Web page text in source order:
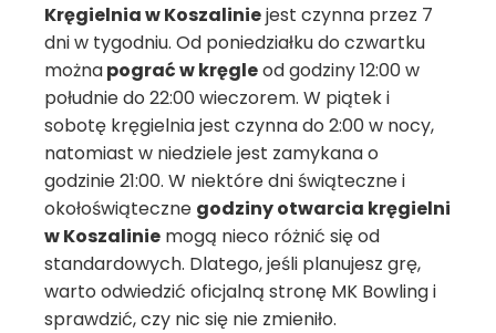
Kręgielnia w Koszaliniejest czynna przez 7
dni w tygodniu. Od poniedziałku do czwartku
możnapograć w kręgleod godziny 12:00 w
południe do 22:00 wieczorem. W piątek i
sobotę kręgielnia jest czynna do 2:00 w nocy,
natomiast w niedziele jest zamykana o
godzinie 21:00. W niektóre dni świąteczne i
okołoświąteczne godziny otwarcia kręgielni
w Koszalinie mogą nieco różnić się od
standardowych. Dlatego, jeśli planujesz grę,
warto odwiedzić oficjalną stronę MK Bowling i
sprawdzić, czy nic się nie zmieniło.